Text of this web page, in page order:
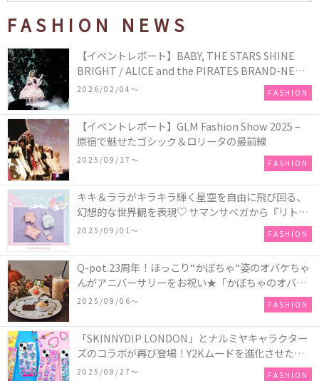
FASHION NEWS
【イベントレポート】BABY, THE STARS SHINE
BRIGHT / ALICE and the PIRATES BRAND-NEW
COLLECTION in TOKYO
2026/02/04〜 FASHION
【イベントレポート】GLM Fashion Show 2025 –
原宿で魅せたゴシック＆ロリータの最前線
2025/09/17〜 FASHION
キキ＆ララがキラキラ輝く星空を自由に飛び回る、
幻想的な世界観を表現♡ サマンサベガから『リトル
ツインスターズ』50周年アニバーサリーイヤー』を
2025/09/01〜 FASHION
Q-pot.23周年！ほっこり“かぼちゃ“姿のオバケちゃ
んがアニバーサリーをお祝い★「かぼちゃのオバケ
ーキアクセサリー」が新発売！Q-pot CAFE.では
「かぼちゃのオバケーキプレート」も登場
2025/09/06〜 FASHION
「SKINNYDIP LONDON」とナルミヤキャラクター
ズのコラボが再び登場！Y2Kムードを進化させた新
作コレクションを発売♪
2025/08/27〜 FASHION